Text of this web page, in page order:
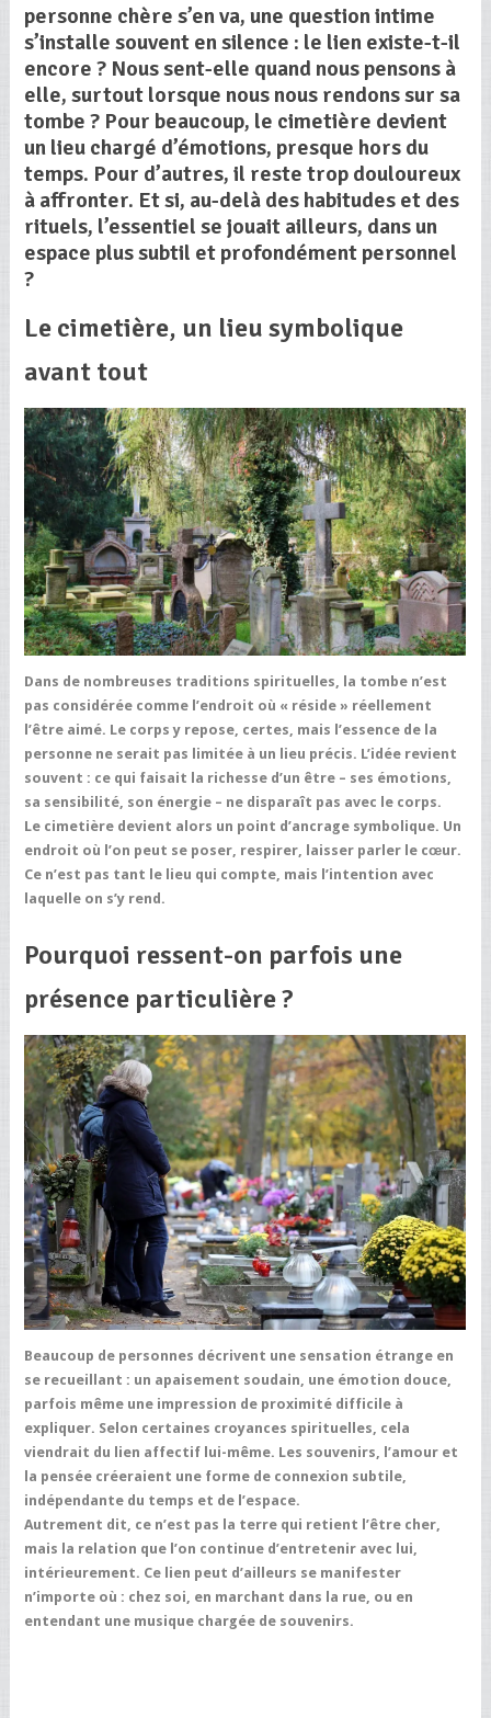
personne chère s’en va, une question intime
s’installe souvent en silence : le lien existe-t-il
encore ? Nous sent-elle quand nous pensons à
elle, surtout lorsque nous nous rendons sur sa
tombe ? Pour beaucoup, le cimetière devient
un lieu chargé d’émotions, presque hors du
temps. Pour d’autres, il reste trop douloureux
à affronter. Et si, au-delà des habitudes et des
rituels, l’essentiel se jouait ailleurs, dans un
espace plus subtil et profondément personnel
?
Le cimetière, un lieu symbolique
avant tout
Dans de nombreuses traditions spirituelles, la tombe n’est
pas considérée comme l’endroit où « réside » réellement
l’être aimé. Le corps y repose, certes, mais l’essence de la
personne ne serait pas limitée à un lieu précis. L’idée revient
souvent : ce qui faisait la richesse d’un être – ses émotions,
sa sensibilité, son énergie – ne disparaît pas avec le corps.
Le cimetière devient alors un point d’ancrage symbolique. Un
endroit où l’on peut se poser, respirer, laisser parler le cœur.
Ce n’est pas tant le lieu qui compte, mais l’intention avec
laquelle on s’y rend.
Pourquoi ressent-on parfois une
présence particulière ?
Beaucoup de personnes décrivent une sensation étrange en
se recueillant : un apaisement soudain, une émotion douce,
parfois même une impression de proximité difficile à
expliquer. Selon certaines croyances spirituelles, cela
viendrait du lien affectif lui-même. Les souvenirs, l’amour et
la pensée créeraient une forme de connexion subtile,
indépendante du temps et de l’espace.
Autrement dit, ce n’est pas la terre qui retient l’être cher,
mais la relation que l’on continue d’entretenir avec lui,
intérieurement. Ce lien peut d’ailleurs se manifester
n’importe où : chez soi, en marchant dans la rue, ou en
entendant une musique chargée de souvenirs.